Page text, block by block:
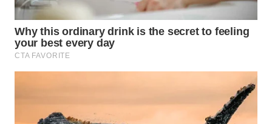
MALUT
WN
DAIRI